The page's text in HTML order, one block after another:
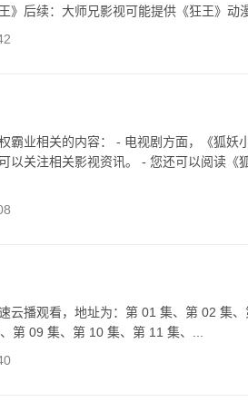
》后续：大师兄影视可能提供《狂王》动
霸业相关的内容： - 电视剧方面，《狐妖
以关注相关影视资讯。 - 您还可以阅读《
云播观看，地址为：第 01 集、第 02 集
第 09 集、第 10 集、第 11 集、...